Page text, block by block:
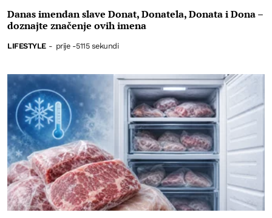
Danas imendan slave Donat, Donatela, Donata i Dona –
doznajte značenje ovih imena
LIFESTYLE - prije -5115 sekundi